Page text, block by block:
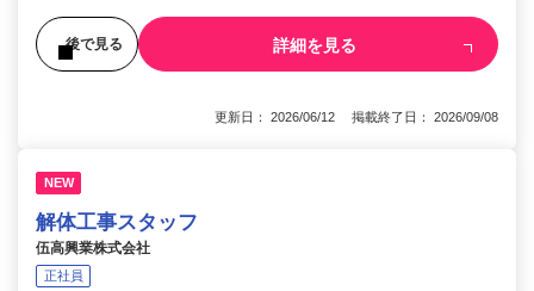
後で見る 詳細を見る
更新日： 2026/06/12 掲載終了日： 2026/09/08
NEW
解体工事スタッフ
伍高興業株式会社
正社員